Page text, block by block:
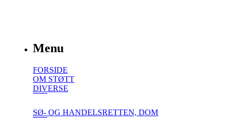
Menu
FORSIDE
OM STØTT
DIVERSE
SØ- OG HANDELSRETTEN, DOM